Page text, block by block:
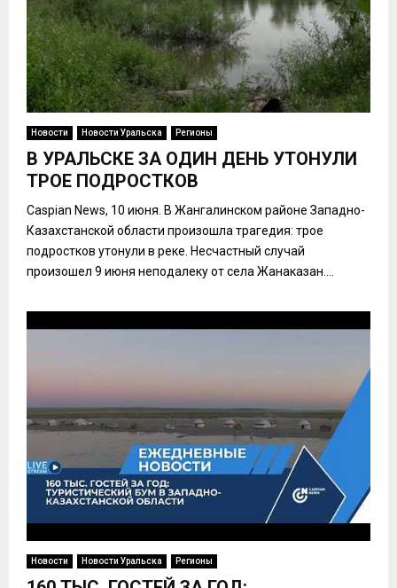
Новости Новости Уральска Регионы
В УРАЛЬСКЕ ЗА ОДИН ДЕНЬ УТОНУЛИ
ТРОЕ ПОДРОСТКОВ
Caspian News, 10 июня. В Жангалинском районе Западно-
Казахстанской области произошла трагедия: трое
подростков утонули в реке. Несчастный случай
произошел 9 июня неподалеку от села Жанаказан....
Новости Новости Уральска Регионы